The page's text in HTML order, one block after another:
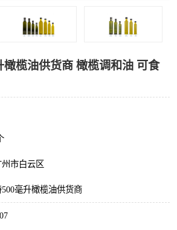
橄榄油供货商 橄榄调和油 可食
市白云区
500毫升橄榄油供货商